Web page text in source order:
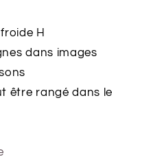
H
dans images
être rangé dans le